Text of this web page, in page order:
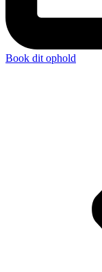
Book dit ophold